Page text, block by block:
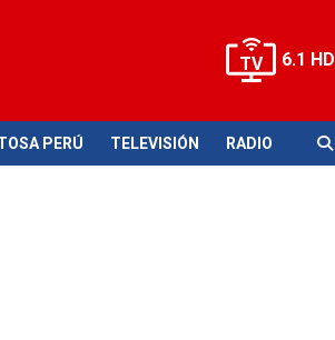
6.1 HD
PERÚ TELEVISIÓN RADIO